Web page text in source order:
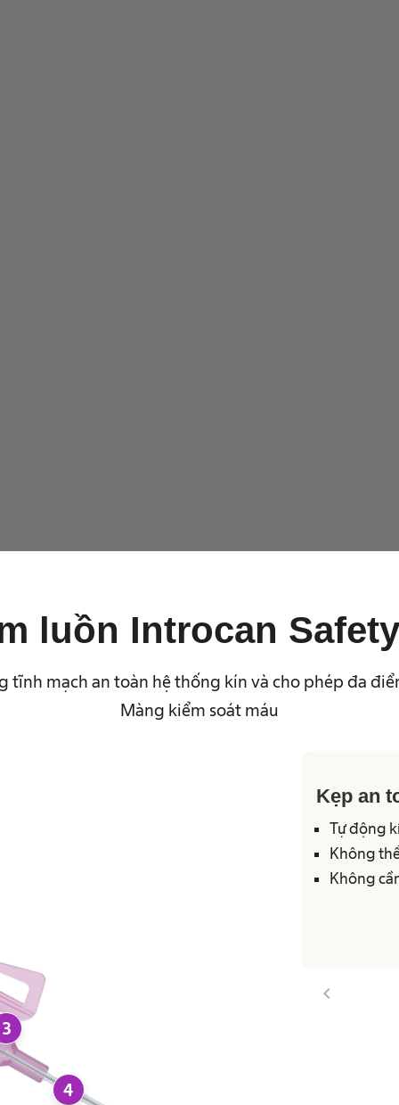
luồn Introcan Safety
tĩnh mạch an toàn hệ thống kín và cho phép đa
Màng kiểm soát máu
3
4
Kẹp an
Tự động
Không
Không
Thiết kế
Ren Luer
của bệnh
Giúp
Cho
Giảm
Hỗ trợ
Dấu hiệu
tĩnh mạch
Cho phép
Thiết kế
Đưa kim
chevron_left